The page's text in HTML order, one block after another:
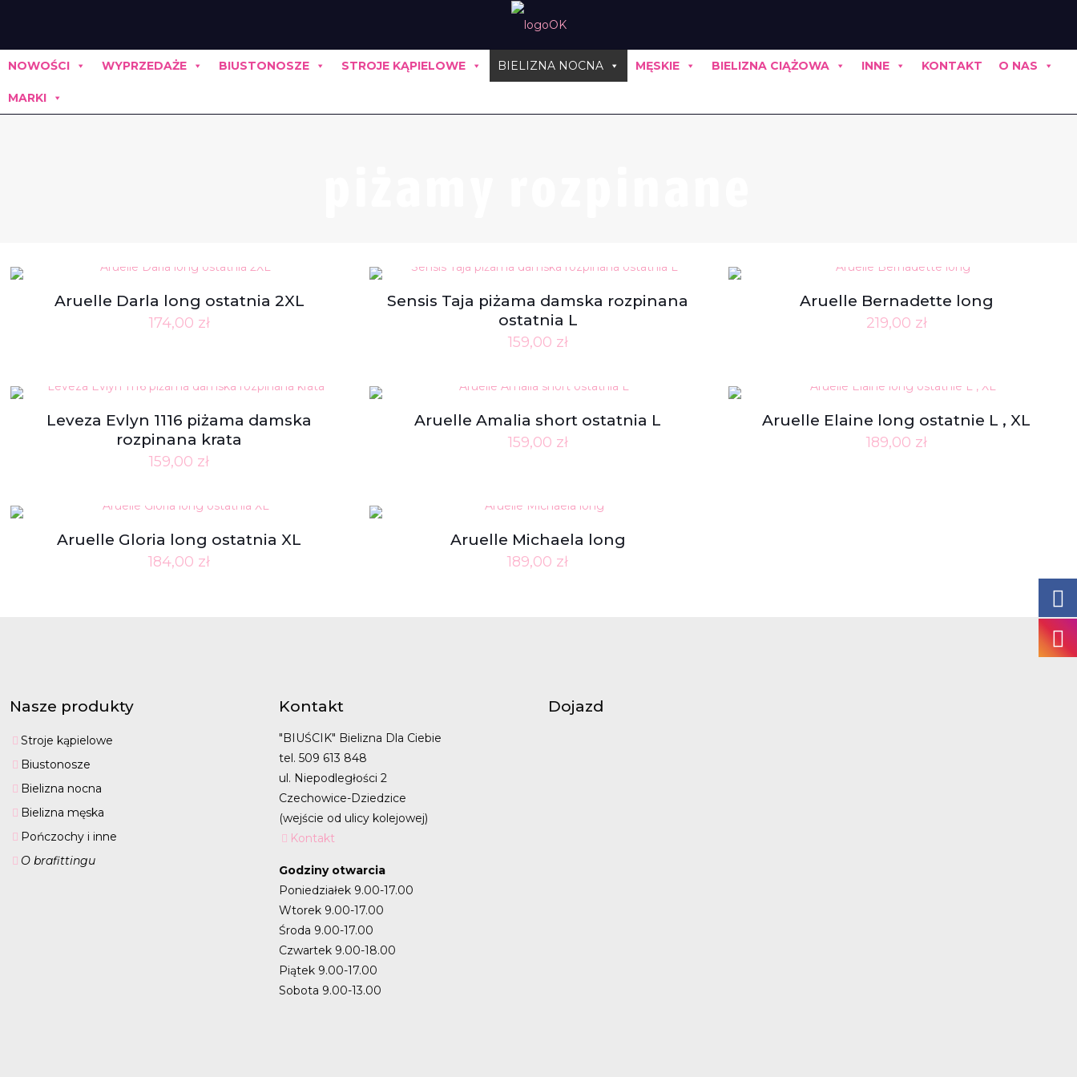
NOWOŚCI WYPRZEDAŻE BIUSTONOSZE STROJE KĄPIELOWE BIELIZNA NOCNA MĘSKIE BIELIZNA CIĄŻOWA INNE KONTAKT O NAS
MARKI
Aruelle Darla long ostatnia 2XL
174,00 zł
Sensis Taja piżama damska rozpinana
ostatnia L
159,00 zł
Aruelle Bernadette long
219,00 zł
Leveza Evlyn 1116 piżama damska
rozpinana krata
159,00 zł
Aruelle Amalia short ostatnia L
159,00 zł
Aruelle Elaine long ostatnie L , XL
189,00 zł
Aruelle Gloria long ostatnia XL
184,00 zł
Aruelle Michaela long
189,00 zł
Nasze produkty
Stroje kąpielowe
Biustonosze
Bielizna nocna
Bielizna męska
Pończochy i inne
O brafittingu
Kontakt
"BIUŚCIK" Bielizna Dla Ciebie
tel. 509 613 848
ul. Niepodległości 2
Czechowice-Dziedzice
(wejście od ulicy kolejowej)
Kontakt
Godziny otwarcia
Poniedziałek 9.00-17.00
Wtorek 9.00-17.00
Środa 9.00-17.00
Czwartek 9.00-18.00
Piątek 9.00-17.00
Sobota 9.00-13.00
Dojazd